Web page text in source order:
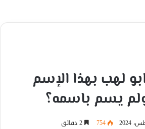
لهب بهذا الإسم
يسم باسمه؟
754